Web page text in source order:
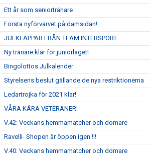
Ett år som seniortränare
Första nyförvärvet på damsidan!
JULKLAPPAR FRÅN TEAM INTERSPORT
Ny tränare klar för juniorlaget!
Bingolottos Julkalender
Styrelsens beslut gällande de nya restriktionerna
Ledartrojka för 2021 klar!
VÅRA KÄRA VETERANER!
V.42: Veckans hemmamatcher och domare
Ravelli- Shopen är öppen igen !!!
V.40: Veckans hemmamatcher och domare